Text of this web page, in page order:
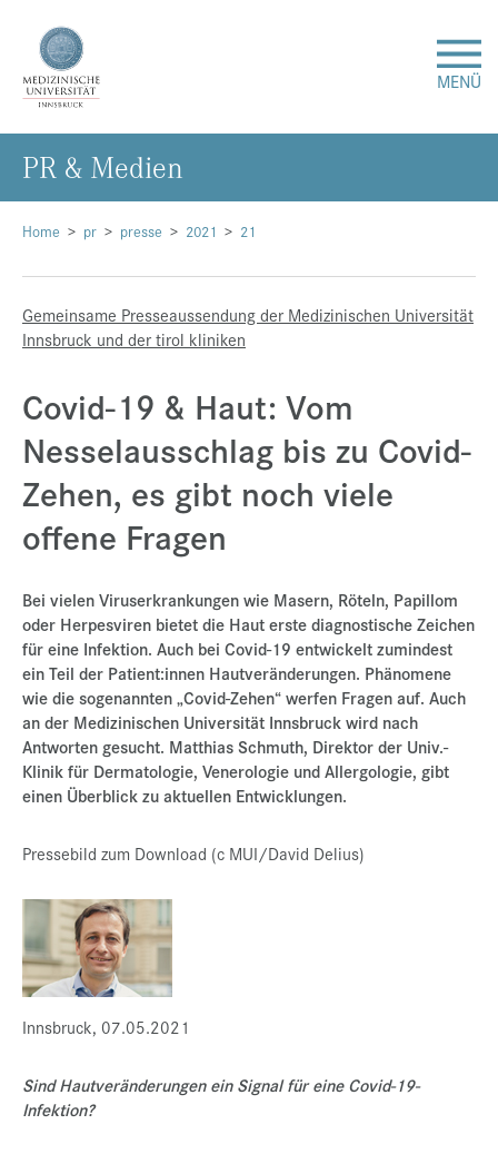
MENÜ
Forschung
Studium & Lehre
Krankenversorgung
Internationales
Events
Presse
Kontakt
Datenschutz
Service-Links
de |en
Home pr presse 2021 21
Gemeinsame Presseaussendung der Medizinischen Universität
Innsbruck und der tirol kliniken
Covid-19 & Haut: Vom
Nesselausschlag bis zu Covid-
Zehen, es gibt noch viele
offene Fragen
Bei vielen Viruserkrankungen wie Masern, Röteln, Papillom
oder Herpesviren bietet die Haut erste diagnostische Zeichen
für eine Infektion. Auch bei Covid-19 entwickelt zumindest
ein Teil der Patient:innen Hautveränderungen. Phänomene
wie die sogenannten „Covid-Zehen“ werfen Fragen auf. Auch
an der Medizinischen Universität Innsbruck wird nach
Antworten gesucht. Matthias Schmuth, Direktor der Univ.-
Klinik für Dermatologie, Venerologie und Allergologie, gibt
einen Überblick zu aktuellen Entwicklungen.
Pressebild zum Download (c MUI/David Delius)
Innsbruck, 07.05.2021
Sind Hautveränderungen ein Signal für eine Covid-19-
Infektion?
PR & Me­di­en